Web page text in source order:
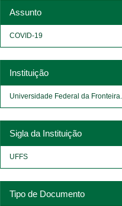
Assunto
COVID-19
Instituição
Universidade Federal da Fronteira...
Sigla da Instituição
UFFS
Tipo de Documento